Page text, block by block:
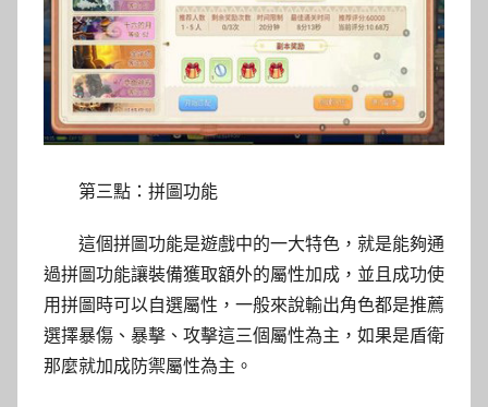
第三點：拼圖功能
這個拼圖功能是遊戲中的一大特色，就是能夠通
過拼圖功能讓裝備獲取額外的屬性加成，並且成功使
用拼圖時可以自選屬性，一般來說輸出角色都是推薦
選擇暴傷、暴擊、攻擊這三個屬性為主，如果是盾衛
那麼就加成防禦屬性為主。